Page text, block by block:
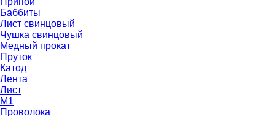
Баббиты
Лист свинцовый
Чушка свинцовый
Медный прокат
Пруток
Катод
Лента
Лист
М1
Проволока